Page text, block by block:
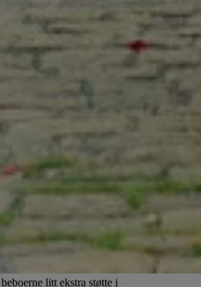
litt ekstra støtte i